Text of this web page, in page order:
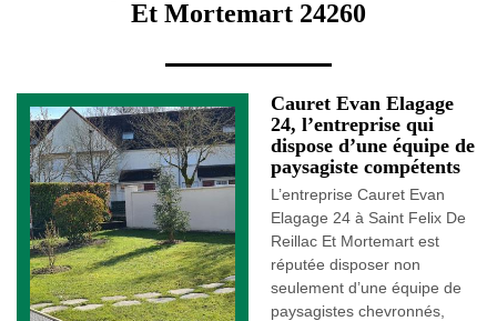
Et Mortemart 24260
Cauret Evan Elagage
24, l’entreprise qui
dispose d’une équipe de
paysagiste compétents
L’entreprise Cauret Evan
Elagage 24 à Saint Felix De
Reillac Et Mortemart est
réputée disposer non
seulement d’une équipe de
paysagistes chevronnés,